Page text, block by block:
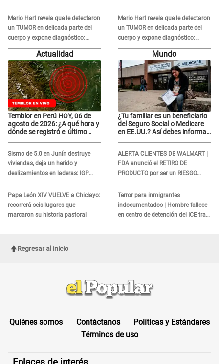
con él: "Muy triste..."
Mario Hart revela que le detectaron
un TUMOR en delicada parte del
cuerpo y expone diagnóstico:
"Dolores muy fuertes..."
con él: "Muy triste..."
Mario Hart revela que le detectaron
un TUMOR en delicada parte del
cuerpo y expone diagnóstico:
"Dolores muy fuertes..."
Actualidad
Temblor en Perú HOY, 06 de
agosto de 2026: ¿A qué hora y
dónde se registró el último
Sismo de 5.0 en Junín destruye
viviendas, deja un herido y
deslizamientos en laderas: IGP
alerta sobre posibles réplicas
Papa León XIV VUELVE a Chiclayo:
recorrerá seis lugares que
marcaron su historia pastoral
Mundo
¿Tu familiar es un beneficiario
del Seguro Social o Medicare
en EE.UU.? Así debes informar
ALERTA CLIENTES DE WALMART |
FDA anunció el RETIRO DE
PRODUCTO por ser un RIESGO
MORTAL para consumidores: ¿Cuál
es?
Terror para inmigrantes
indocumentados | Hombre fallece
en centro de detención del ICE tras
sufrir una "emergencia médica"
Regresar al inicio
Quiénes somos Contáctanos
Políticas y Estándares
Términos de uso